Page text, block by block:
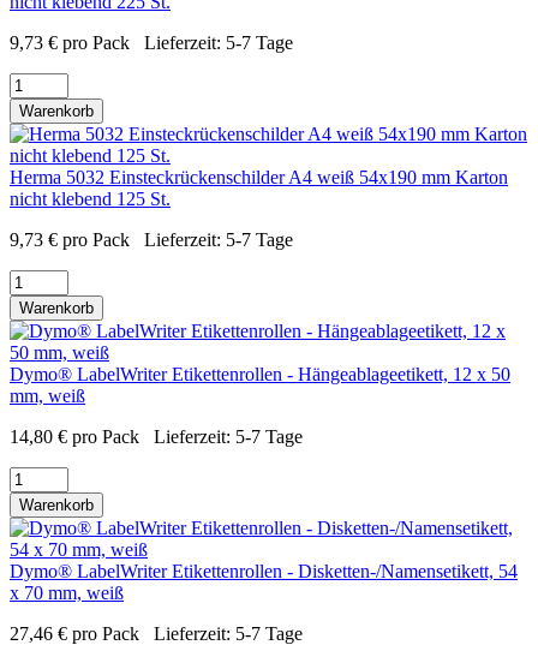
9,73 € pro Pack Lieferzeit: 5-7 Tage
Warenkorb
Herma 5032 Einsteckrückenschilder A4 weiß 54x190 mm Karton
nicht klebend 125 St.
9,73 € pro Pack Lieferzeit: 5-7 Tage
Warenkorb
Dymo® LabelWriter Etikettenrollen - Hängeablageetikett, 12 x 50
mm, weiß
14,80 € pro Pack Lieferzeit: 5-7 Tage
Warenkorb
Dymo® LabelWriter Etikettenrollen - Disketten-/Namensetikett, 54
x 70 mm, weiß
27,46 € pro Pack Lieferzeit: 5-7 Tage